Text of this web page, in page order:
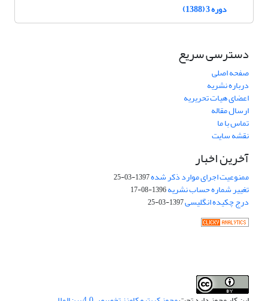
دوره 3 (1388)
دسترسی سریع
صفحه اصلی
درباره نشریه
اعضای هیات تحریریه
ارسال مقاله
تماس با ما
نقشه سایت
آخرین اخبار
ممنوعیت اجرای موارد ذکر شده1397-03-25
تغییر شماره حساب نشریه1396-08-17
درج چکیده انگلیسی1397-03-25